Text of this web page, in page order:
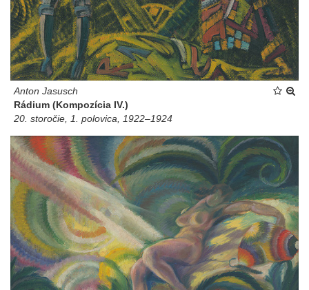
Anton Jasusch
Rádium (Kompozícia IV.)
20. storočie, 1. polovica, 1922–1924